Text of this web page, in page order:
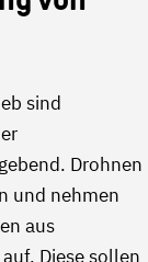
sind
Drohnen
und nehmen
aus
Diese sollen